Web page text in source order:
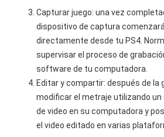
Capturar juego: una vez
dispositivo de captura
directamente desde tu PS4.
supervisar el proceso de
software de tu computadora.
Editar y compartir: después de la
modificar el metraje utilizando
de video en su computadora y
el video editado en varias